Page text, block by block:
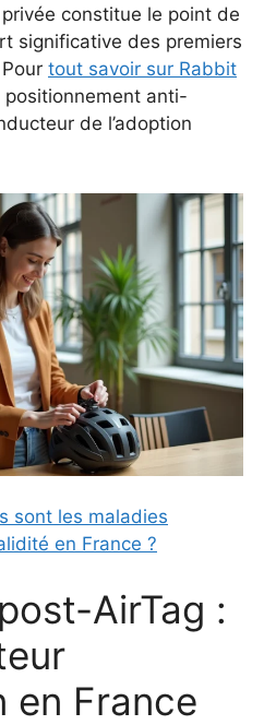
constitue le point de
significative des premiers
tout savoir sur Rabbit
positionnement anti-
de l’adoption
sont les maladies
en France ?
AirTag :
en France